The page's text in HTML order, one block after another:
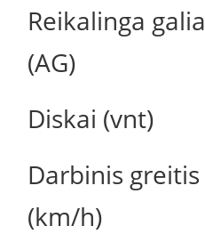
Reikalinga galia
(AG)
Diskai (vnt)
Darbinis greitis
(km/h)